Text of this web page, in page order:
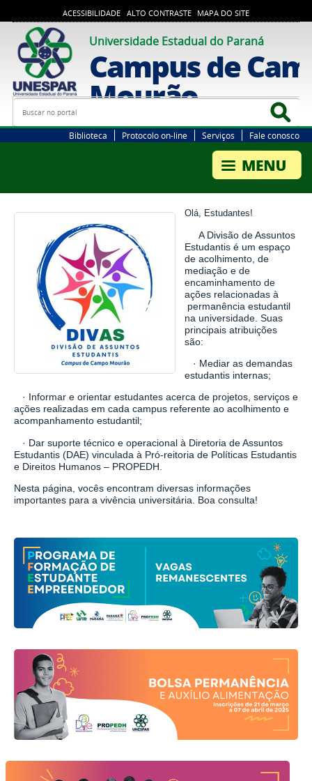
ACESSIBILIDADE ALTO CONTRASTE MAPA DO SITE
Universidade Estadual do Paraná
Campus de
Mourão
Busca
Biblioteca Protocolo on-line Serviços Fale conosco
Olá, Estudantes!
A Divisão de Assuntos
Estudantis é um espaço
de acolhimento, de
mediação e de
encaminhamento de
ações relacionadas à
permanência estudantil
na universidade. Suas
principais atribuições
são:
· Mediar as demandas
estudantis internas;
· Informar e orientar estudantes acerca de projetos, serviços e
ações realizadas em cada campus referente ao acolhimento e
acompanhamento estudantil;
· Dar suporte técnico e operacional à Diretoria de Assuntos
Estudantis (DAE) vinculada à Pró-reitoria de Políticas Estudantis
e Direitos Humanos – PROPEDH.
Nesta página, vocês encontram diversas informações
importantes para a vivência universitária. Boa consulta!